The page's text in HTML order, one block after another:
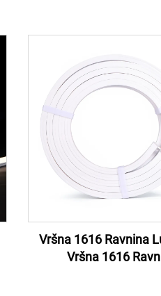
Vršna 1616 Ravnina
Vršna 1616